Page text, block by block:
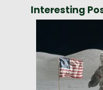
Interesting